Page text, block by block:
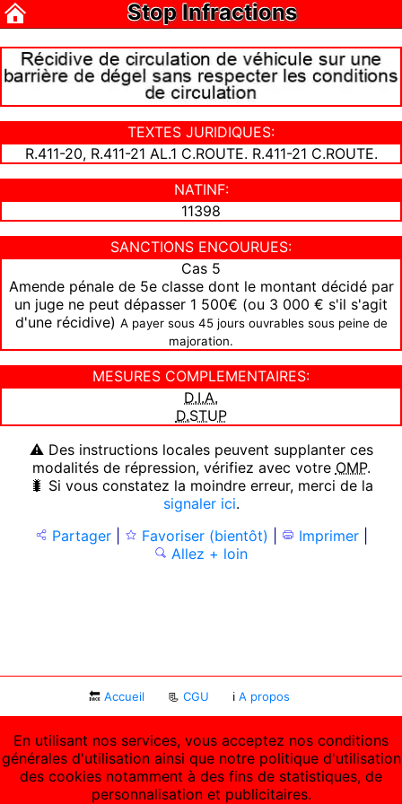
Stop Infractions
TEXTES JURIDIQUES:
R.411-20, R.411-21 AL.1 C.ROUTE. R.411-21 C.ROUTE.
NATINF:
11398
SANCTIONS ENCOURUES:
Cas 5
Amende pénale de 5e classe dont le montant décidé par
un juge ne peut dépasser 1 500€ (ou 3 000 € s'il s'agit
d'une récidive) A payer sous 45 jours ouvrables sous peine de
majoration.
MESURES COMPLEMENTAIRES:
D.I.A.
D.STUP
⚠ Des instructions locales peuvent supplanter ces
modalités de répression, vérifiez avec votre OMP.
🐛 Si vous constatez la moindre erreur, merci de la
signaler ici.
Partager| Favoriser (bientôt) Imprimer|
Allez + loin
🔙 Accueil 📃 CGU ℹ A propos
En utilisant nos services, vous acceptez nos conditions
générales d'utilisation ainsi que notre politique d'utilisation
des cookies notamment à des fins de statistiques, de
personnalisation et publicitaires.